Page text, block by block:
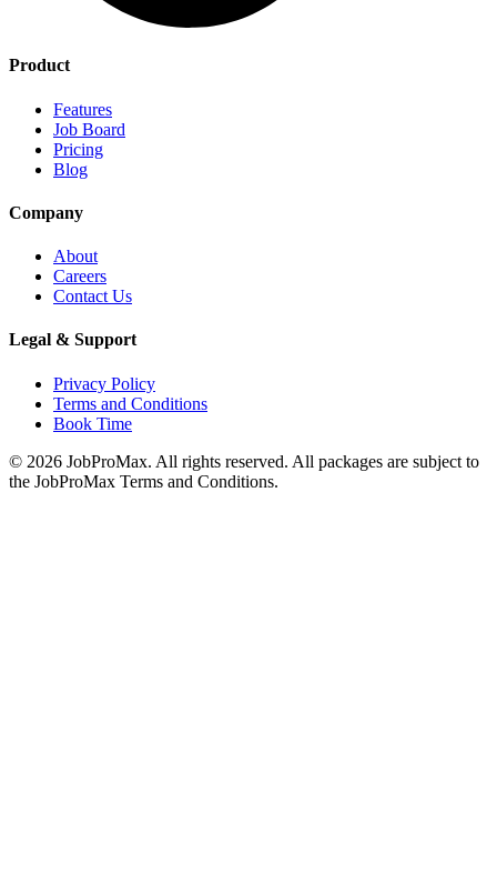
Product
Features
Job Board
Pricing
Blog
Company
About
Careers
Contact Us
Legal & Support
Privacy Policy
Terms and Conditions
Book Time
© 2026 JobProMax. All rights reserved. All packages are subject to
the JobProMax Terms and Conditions.